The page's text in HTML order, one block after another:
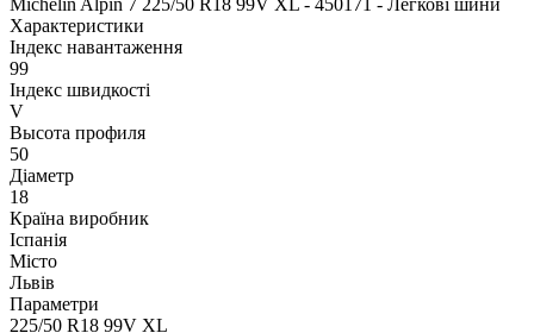
Характеристики
Індекс навантаження
99
Індекс швидкості
V
Высота профиля
50
Діаметр
18
Країна виробник
Іспанія
Місто
Львів
Параметри
225/50 R18 99V XL